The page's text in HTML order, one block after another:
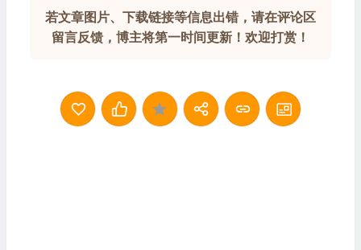
若文章图片、下载链接等信息出错，请在评论区
留言反馈，博主将第一时间更新！欢迎打赏！